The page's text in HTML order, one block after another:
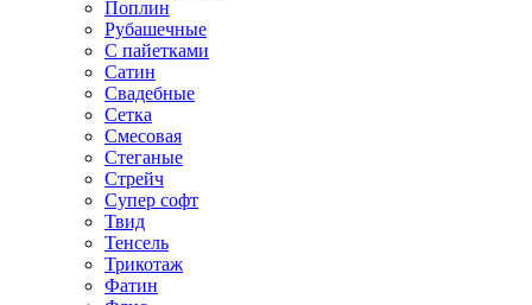
Поплин
Рубашечные
С пайетками
Сатин
Свадебные
Сетка
Смесовая
Стеганые
Стрейч
Супер софт
Твид
Тенсель
Трикотаж
Фатин